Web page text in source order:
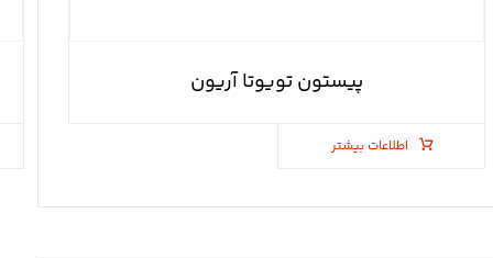
پیستون تویوتا آریون
اطلاعات بیشتر